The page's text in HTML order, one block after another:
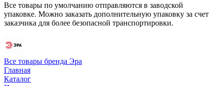
Все товары по умолчанию отправляются в заводской
упаковке. Можно заказать дополнительную упаковку за счет
заказчика для более безопасной транспортировки.
Все товары бренда Эра
Главная
Каталог